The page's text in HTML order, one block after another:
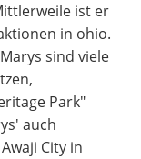
ist er
in ohio.
sind viele
Park"
auch
City in